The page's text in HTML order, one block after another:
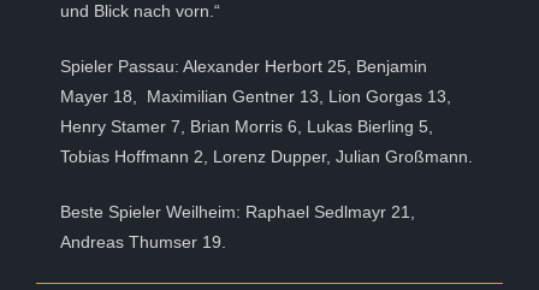
und Blick nach vorn.“
Spieler Passau: Alexander Herbort 25, Benjamin
Mayer 18, Maximilian Gentner 13, Lion Gorgas 13,
Henry Stamer 7, Brian Morris 6, Lukas Bierling 5,
Tobias Hoffmann 2, Lorenz Dupper, Julian Großmann.
Beste Spieler Weilheim: Raphael Sedlmayr 21,
Andreas Thumser 19.